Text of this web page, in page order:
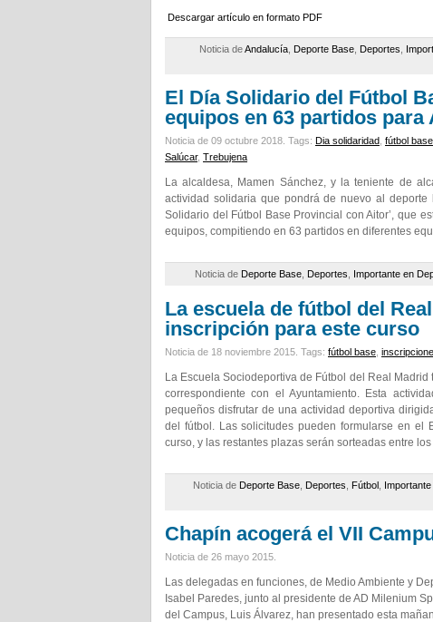
Descargar artículo en formato PDF
Noticia deAndalucía Deporte Base Deportes
El Día Solidario del Fútbol
equipos en 63 partidos para
Noticia de 09 octubre 2018. Tags: Dia solidaridad fútbol base
Salúcar, Trebujena
La alcaldesa, Mamen Sánchez, y la teniente de
actividad solidaria que pondrá de nuevo al
Solidario del Fútbol Base Provincial con Aitor’, que
equipos, compitiendo en 63 partidos en diferentes
Noticia de Deporte Base Deportes Importante en
La escuela de fútbol del
inscripción para este curso
Noticia de 18 noviembre 2015. Tags: fútbol base
La Escuela Sociodeportiva de Fútbol del Real
correspondiente con el Ayuntamiento. Esta
pequeños disfrutar de una actividad deportiva
del fútbol. Las solicitudes pueden formularse en el
curso, y las restantes plazas serán sorteadas entre
Noticia de Deporte Base Deportes Fútbol
Chapín acogerá el VII
Noticia de 26 mayo 2015.
Las delegadas en funciones, de Medio Ambiente y
Isabel Paredes, junto al presidente de AD Milenium
del Campus, Luis Álvarez, han presentado esta